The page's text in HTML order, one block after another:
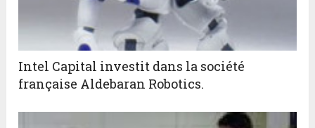
Intel Capital investit dans la société
française Aldebaran Robotics.